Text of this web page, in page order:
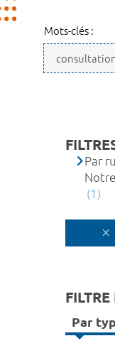
Mots-clés :
Par
(1)
FILTRE
Par